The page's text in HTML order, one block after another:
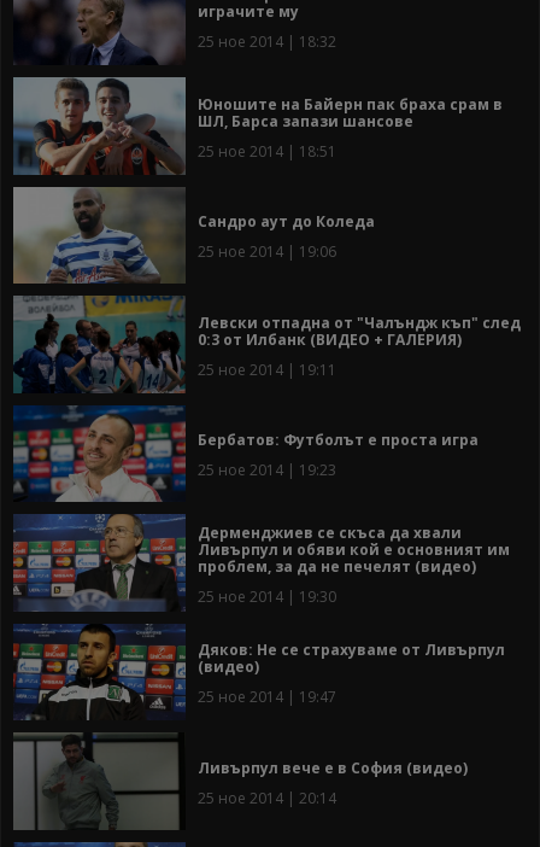
играчите му
25 ное 2014 | 18:32
Юношите на Байерн пак браха срам в
ШЛ, Барса запази шансове
25 ное 2014 | 18:51
Сандро аут до Коледа
25 ное 2014 | 19:06
Левски отпадна от "Чалъндж къп" след
0:3 от Илбанк (ВИДЕО + ГАЛЕРИЯ)
25 ное 2014 | 19:11
Бербатов: Футболът е проста игра
25 ное 2014 | 19:23
Дерменджиев се скъса да хвали
Ливърпул и обяви кой е основният им
проблем, за да не печелят (видео)
25 ное 2014 | 19:30
Дяков: Не се страхуваме от Ливърпул
(видео)
25 ное 2014 | 19:47
Ливърпул вече е в София (видео)
25 ное 2014 | 20:14